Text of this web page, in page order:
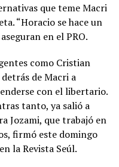
que teme Macri
“Horacio se hace un
en el PRO.
como Cristian
de Macri a
con el libertario.
tanto, ya salió a
Jozami, que trabajó en
firmó este domingo
la Revista Seúl.